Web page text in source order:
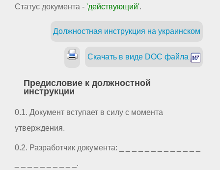
Статус документа - 'действующий'.
Должностная инструкция на украинском
Скачать в виде DOC файла
Предисловие к должностной
инструкции
0.1. Документ вступает в силу с момента
утверждения.
0.2. Разработчик документа: _ _ _ _ _ _ _ _ _ _ _ _ _
_ _ _ _ _ _ _ _ _ _.